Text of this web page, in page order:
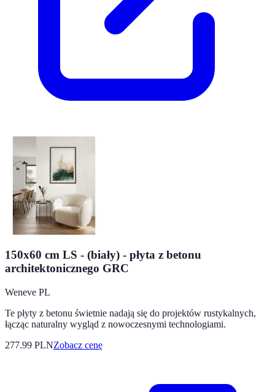
150x60 cm LS - (biały) - płyta z betonu
architektonicznego GRC
Weneve PL
Te płyty z betonu świetnie nadają się do projektów rustykalnych,
łącząc naturalny wygląd z nowoczesnymi technologiami.
277.99 PLNZobacz cenę